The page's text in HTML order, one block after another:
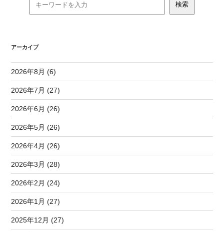
アーカイブ
2026年8月 (6)
2026年7月 (27)
2026年6月 (26)
2026年5月 (26)
2026年4月 (26)
2026年3月 (28)
2026年2月 (24)
2026年1月 (27)
2025年12月 (27)